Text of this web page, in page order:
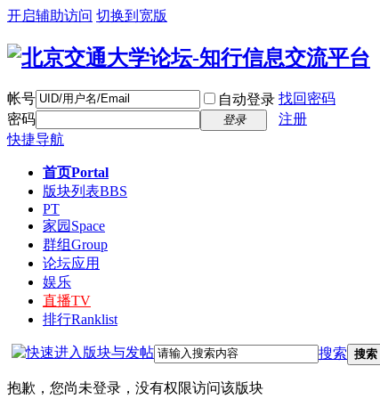
开启辅助访问 切换到宽版
帐号 自动登录 找回密码
密码
登录
注册
快捷导航
首页Portal
版块列表BBS
PT
家园 Space
群组Group
论坛应用
娱乐
直播TV
排行Ranklist
搜索 搜索
抱歉，您尚未登录，没有权限访问该版块